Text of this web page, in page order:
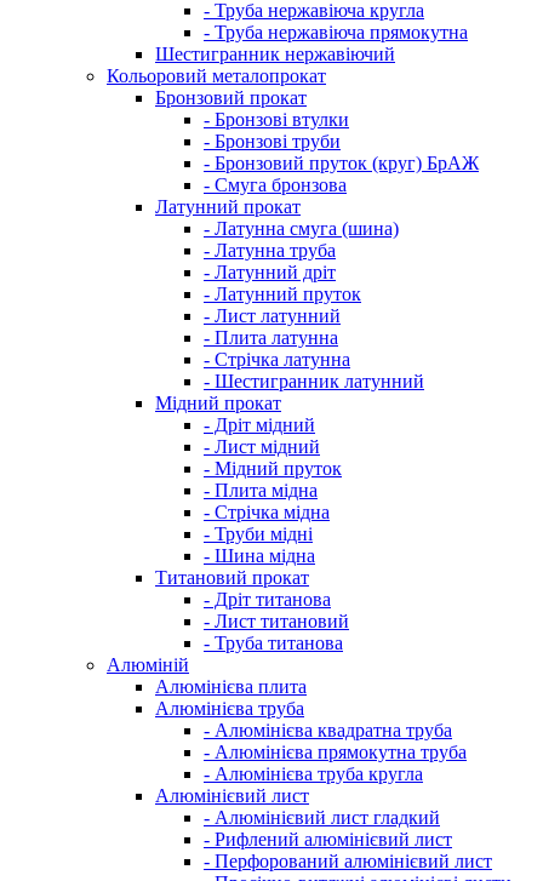
- Труба нержавіюча кругла
- Труба нержавіюча прямокутна
Шестигранник нержавіючий
Кольоровий металопрокат
Бронзовий прокат
- Бронзові втулки
- Бронзові труби
- Бронзовий пруток (круг) БрАЖ
- Смуга бронзова
Латунний прокат
- Латунна смуга (шина)
- Латунна труба
- Латунний дріт
- Латунний пруток
- Лист латунний
- Плита латунна
- Стрічка латунна
- Шестигранник латунний
Мідний прокат
- Дріт мідний
- Лист мідний
- Мідний пруток
- Плита мідна
- Стрічка мідна
- Труби мідні
- Шина мідна
Титановий прокат
- Дріт титанова
- Лист титановий
- Труба титанова
Алюміній
Алюмінієва плита
Алюмінієва труба
- Алюмінієва квадратна труба
- Алюмінієва прямокутна труба
- Алюмінієва труба кругла
Алюмінієвий лист
- Алюмінієвий лист гладкий
- Рифлений алюмінієвий лист
- Перфорований алюмінієвий лист